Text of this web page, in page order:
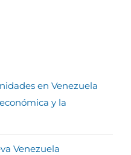
en Venezuela
y la
Venezuela